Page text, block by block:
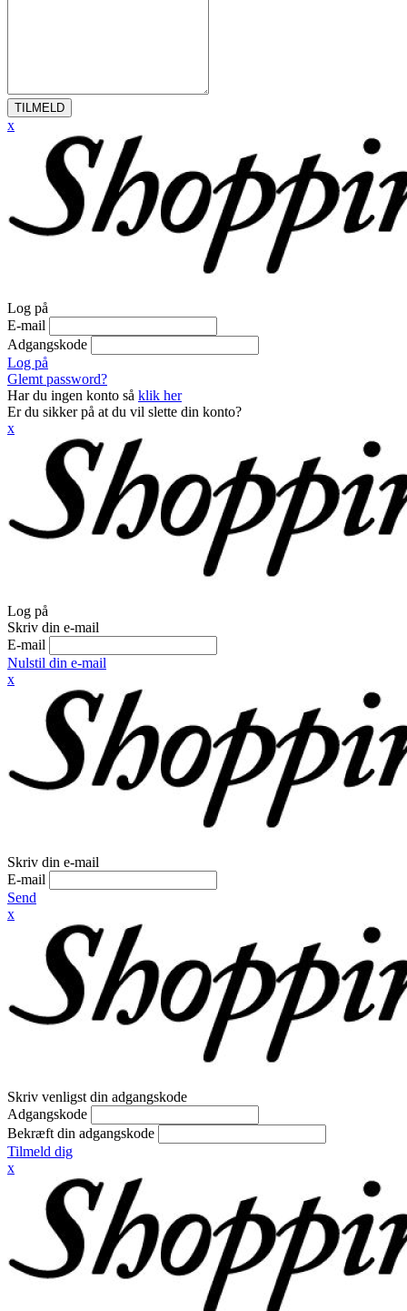
TILMELD
x
Log på
E-mail
Adgangskode
Log på
Glemt password?
Har du ingen konto så klik her
Er du sikker på at du vil slette din konto?
x
Log på
Skriv din e-mail
E-mail
Nulstil din e-mail
x
Skriv din e-mail
E-mail
Send
x
Skriv venligst din adgangskode
Adgangskode
Bekræft din adgangskode
Tilmeld dig
x